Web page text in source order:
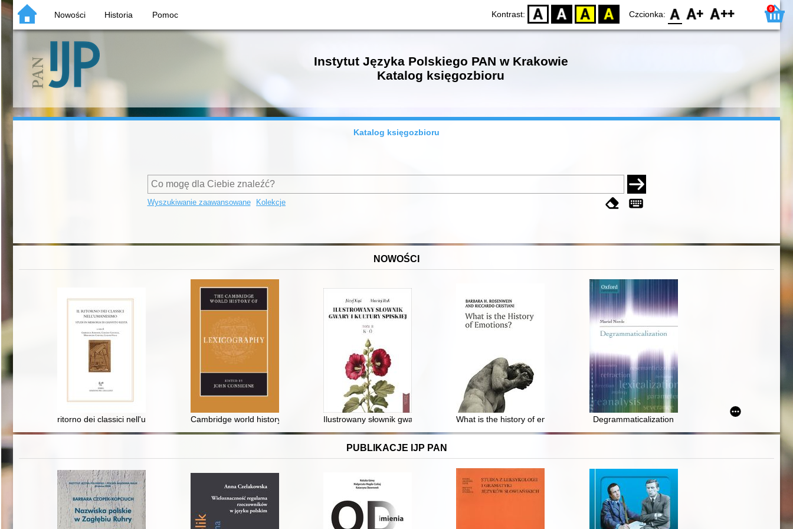
Nowości Historia Pomoc Kontrast: D BW YB BY Czcionka: F0 F1 F2 0
Instytut Języka Polskiego PAN w Krakowie
Katalog księgozbioru
Katalog księgozbioru
Wyszukiwanie zaawansowane Kolekcje
NOWOŚCI
ritorno dei classici nell'umanesimo : studi in memoria di Gianvito Resta
Cambridge world history of lexicographyIlustrowany słownik gwary i kultury spiskiej. T. 2,What is the history of emotions? Degrammaticalization
PUBLIKACJE IJP PAN